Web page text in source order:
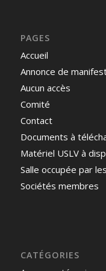
PAGES
Accueil
Annonce de
Aucun accès
Comité
Contact
Documents à
Matériel USLV à
Salle occupée par
Sociétés membres
CATÉGORIES